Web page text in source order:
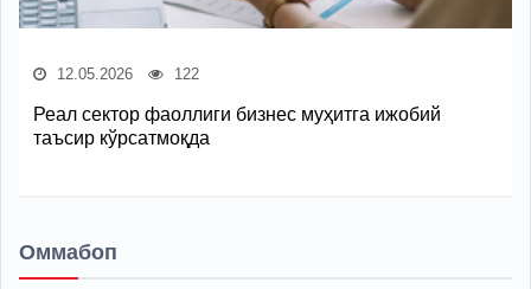
12.05.2026 122
Реал сектор фаоллиги бизнес муҳитга ижобий
таъсир кўрсатмоқда
Оммабоп